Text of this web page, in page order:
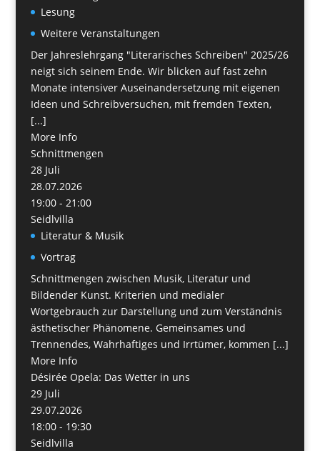
Lesung
Weitere Veranstaltungen
Der Jahreslehrgang "Literarisches Schreiben" 2025/26
neigt sich seinem Ende. Wir blicken auf fast zehn
Monate intensiver Auseinandersetzung mit eigenen
Ideen und Schreibversuchen, mit fremden Texten,
[...]
More Info
Schnittmengen
28 Juli
28.07.2026
19:00 - 21:00
Seidlvilla
Literatur & Musik
Vortrag
Schnittmengen zwischen Musik, Literatur und
Bildender Kunst. Kriterien und medialer
Wortgebrauch zur Darstellung und zum Verständnis
ästhetischer Phänomene. Gemeinsames und
Trennendes, Wahrhaftiges und Irrtümer, kommen [...]
More Info
Désirée Opela: Das Wetter in uns
29 Juli
29.07.2026
18:00 - 19:30
Seidlvilla